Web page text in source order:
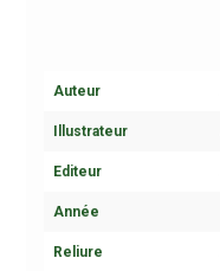
Auteur
Illustrateur
Editeur
Année
Reliure